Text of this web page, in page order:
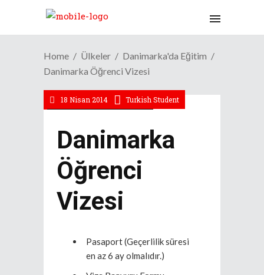
Home Ülkeler
Danimarka'da Eğitim
Danimarka Öğrenci Vizesi
Danimarka'da Eğitim /Vize
18 Nisan 2014 Turkish Student
Danimarka
Öğrenci
Vizesi
Pasaport (Geçerlilik süresi
en az 6 ay olmalıdır.)